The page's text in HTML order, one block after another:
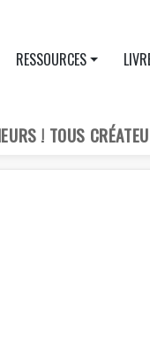
! TOUS
RESSOURCES